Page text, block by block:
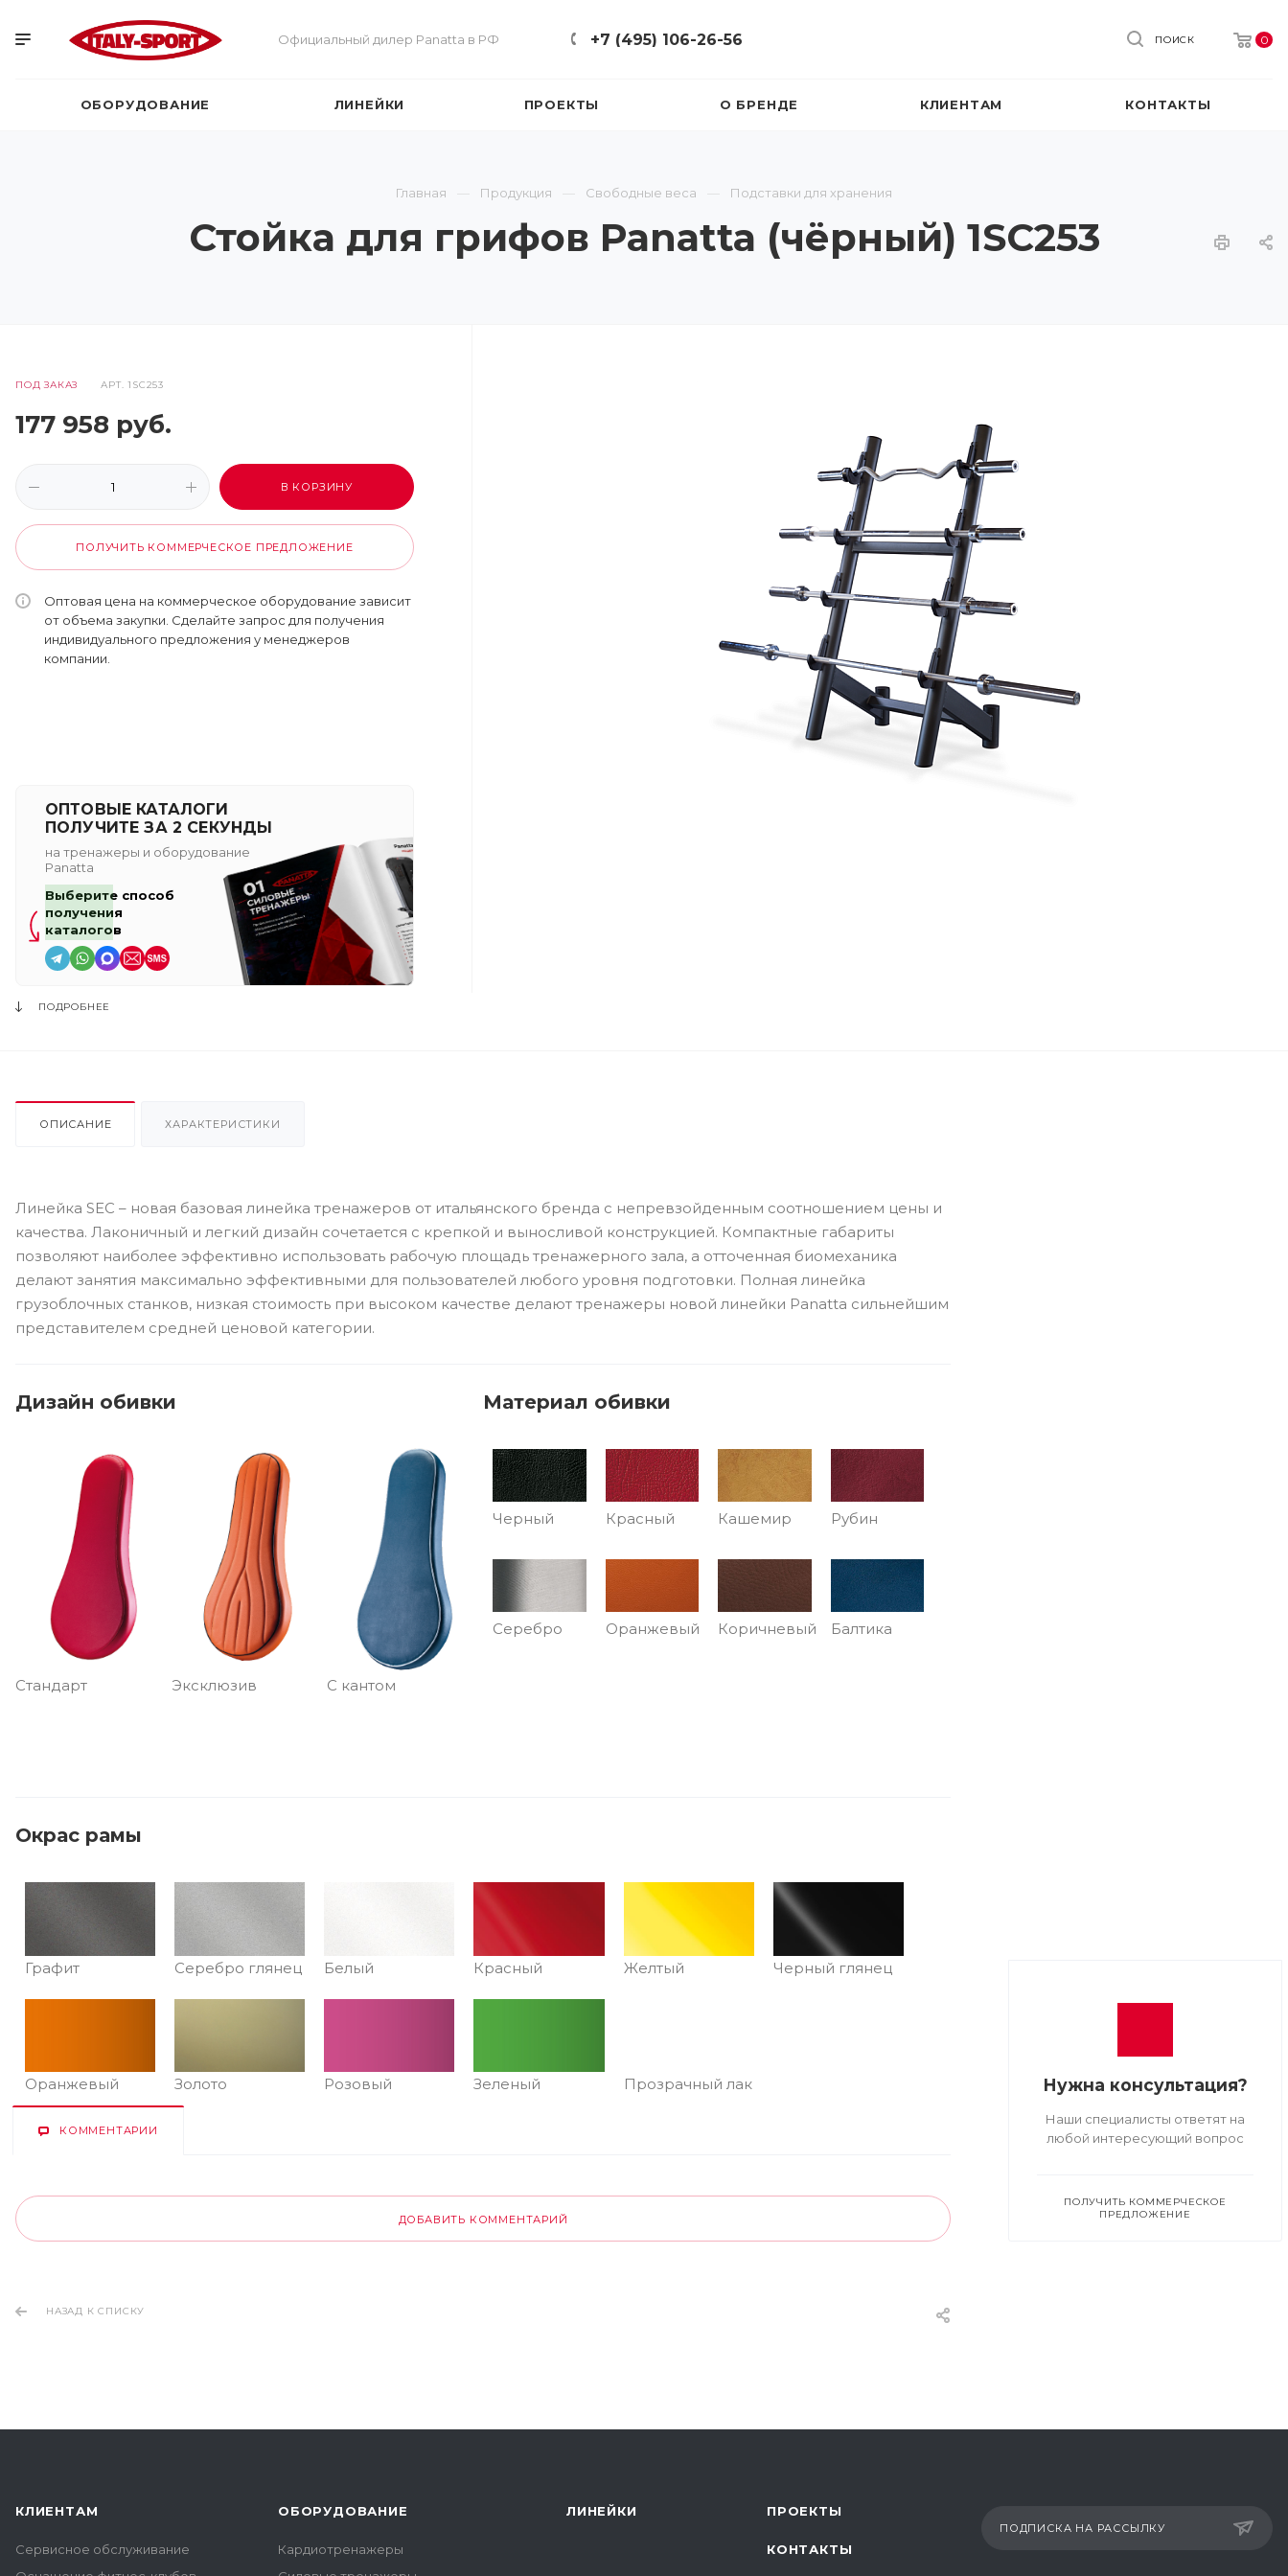
Официальный дилер Panatta в РФ +7 (495) 106-26-56 0
ПОИСК
ОБОРУДОВАНИЕ ЛИНЕЙКИ ПРОЕКТЫ О БРЕНДЕ КЛИЕНТАМ КОНТАКТЫ
Главная Продукция Свободные веса Подставки для хранения
Стойка для грифов Panatta (чёрный) 1SC253
ПОД ЗАКАЗ АРТ.1SC253
177 958 руб.
В КОРЗИНУ
ПОЛУЧИТЬ КОММЕРЧЕСКОЕ ПРЕДЛОЖЕНИЕ
Оптовая цена на коммерческое оборудование зависит
от объема закупки. Сделайте запрос для получения
индивидуального предложения у менеджеров
компании.
ОПТОВЫЕ КАТАЛОГИ
ПОЛУЧИТЕ ЗА 2 СЕКУНДЫ
на тренажеры и оборудование
Panatta
Выберите способ
получения
каталогов
ПОДРОБНЕЕ
Нужна консультация?
Наши специалисты ответят на
любой интересующий вопрос
ПОЛУЧИТЬ КОММЕРЧЕСКОЕ
ПРЕДЛОЖЕНИЕ
ОПИСАНИЕ ХАРАКТЕРИСТИКИ
Линейка SEC – новая базовая линейка тренажеров от итальянского бренда с непревзойденным соотношением цены и
качества. Лаконичный и легкий дизайн сочетается с крепкой и выносливой конструкцией. Компактные габариты
позволяют наиболее эффективно использовать рабочую площадь тренажерного зала, а отточенная биомеханика
делают занятия максимально эффективными для пользователей любого уровня подготовки. Полная линейка
грузоблочных станков, низкая стоимость при высоком качестве делают тренажеры новой линейки Panatta сильнейшим
представителем средней ценовой категории.
Дизайн обивки
Стандарт Эксклюзив С кантом
Материал обивки
Черный Красный Кашемир Рубин
Серебро Оранжевый Коричневый Балтика
Окрас рамы
Графит Серебро глянец Белый Красный Желтый Черный глянец
Оранжевый Золото Розовый Зеленый Прозрачный лак
КОММЕНТАРИИ
ДОБАВИТЬ КОММЕНТАРИЙ
НАЗАД К СПИСКУ
КЛИЕНТАМ
Сервисное обслуживание
ОБОРУДОВАНИЕ
Кардиотренажеры
ЛИНЕЙКИ ПРОЕКТЫ
КОНТАКТЫ
ПОДПИСКА НА РАССЫЛКУ